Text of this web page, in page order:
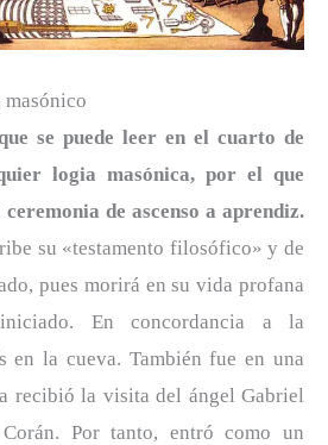
se puede leer en el cuarto de
logia masónica, por el que
de ascenso a aprendiz.
su «testamento filosófico» y de
pues morirá en su vida profana
En concordancia a la
en la cueva. También fue en una
recibió la visita del ángel Gabriel
Por tanto, entró como un